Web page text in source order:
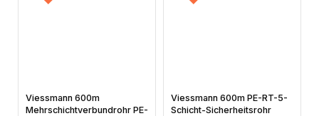
Viessmann 600m
Mehrschichtverbundrohr PE-
Viessmann 600m PE-RT-5-
Schicht-Sicherheitsrohr